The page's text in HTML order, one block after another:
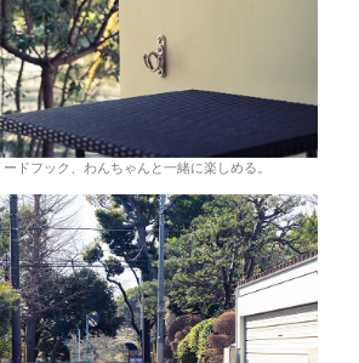
ドフック、わんちゃんと一緒に楽しめる。